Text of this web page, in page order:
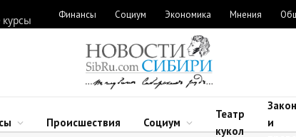
курсы
Финансы Социум Экономика Мнения
Происшествия Социум
Театр
кукол
Закон
и